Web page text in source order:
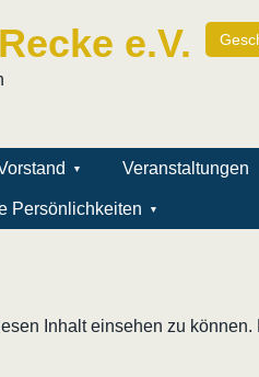
e.V.
Veranstaltungen
Persönlichkeiten
Inhalt einsehen zu können.